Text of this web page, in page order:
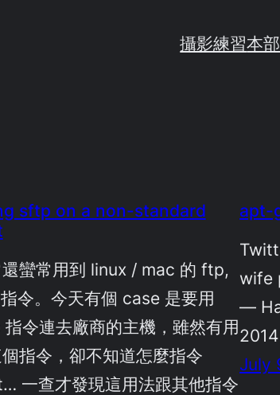
攝影練習本
sftp on a non-standard
蠻常用到 linux / mac 的 ftp,
令。今天有個 case 是要用
令連去廠商的主機，雖然有用
指令，卻不知道怎麼指令
一查才發現這用法跟其他指令
apt-
wife
—
2014
July